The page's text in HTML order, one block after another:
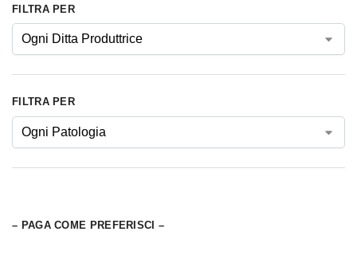
FILTRA PER
FILTRA PER
– PAGA COME PREFERISCI –